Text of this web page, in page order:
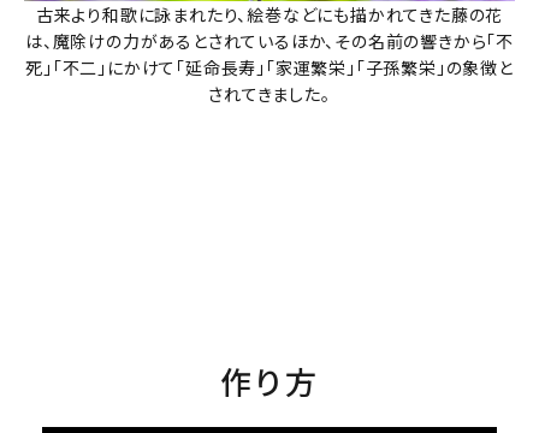
古来より和歌に詠まれたり、絵巻などにも描かれてきた藤の花
は、魔除けの力があるとされているほか、その名前の響きから「不
死」「不二」にかけて「延命長寿」「家運繁栄」「子孫繁栄」の象徴と
されてきました。
作り方